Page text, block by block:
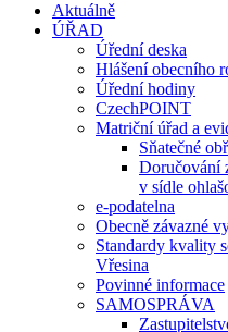
Aktuálně
ÚŘAD
Úřední deska
Hlášení obecního
Úřední hodiny
CzechPOINT
Matriční úřad a
Sňatečné
Doručování
v sídle
e-podatelna
Obecně závazné
Standardy kvality
Vřesina
Povinné informace
SAMOSPRÁVA